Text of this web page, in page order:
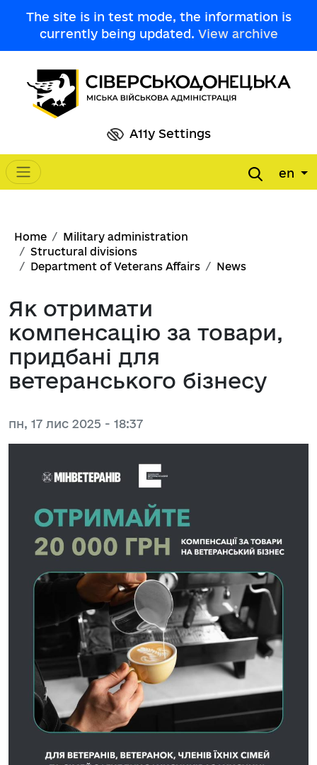
The site is in test mode, the information is
currently being updated. View archive
A11y Settings
Main navigation en
Breadcrumb
Home
Military administration
Structural divisions
Department of Veterans Affairs
News
Як отримати
компенсацію за товари,
придбані для
ветеранського бізнесу
пн, 17 лис 2025 - 18:37